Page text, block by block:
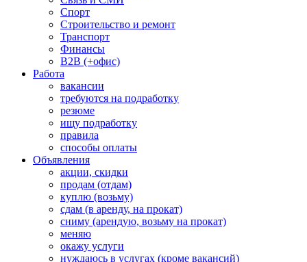
Спорт
Строительство и ремонт
Транспорт
Финансы
B2B (+офис)
Работа
вакансии
требуются на подработку
резюме
ищу подработку
правила
способы оплаты
Объявления
акции, скидки
продам (отдам)
куплю (возьму)
сдам (в аренду, на прокат)
сниму (арендую, возьму на прокат)
меняю
окажу услуги
нуждаюсь в услугах (кроме вакансий)